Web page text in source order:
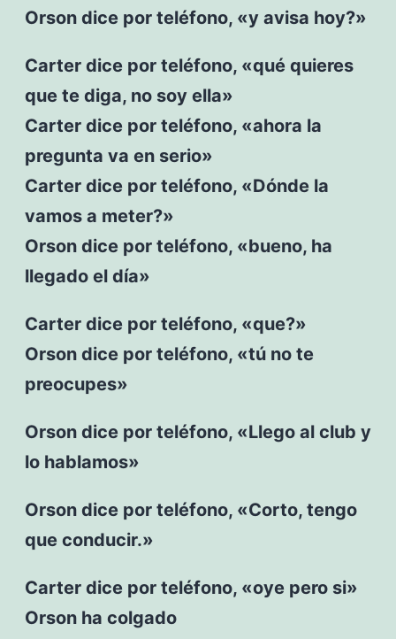
Orson dice por teléfono, «y avisa hoy?»
Carter dice por teléfono, «qué quieres
que te diga, no soy ella»
Carter dice por teléfono, «ahora la
pregunta va en serio»
Carter dice por teléfono, «Dónde la
vamos a meter?»
Orson dice por teléfono, «bueno, ha
llegado el día»
Carter dice por teléfono, «que?»
Orson dice por teléfono, «tú no te
preocupes»
Orson dice por teléfono, «Llego al club y
lo hablamos»
Orson dice por teléfono, «Corto, tengo
que conducir.»
Carter dice por teléfono, «oye pero si»
Orson ha colgado